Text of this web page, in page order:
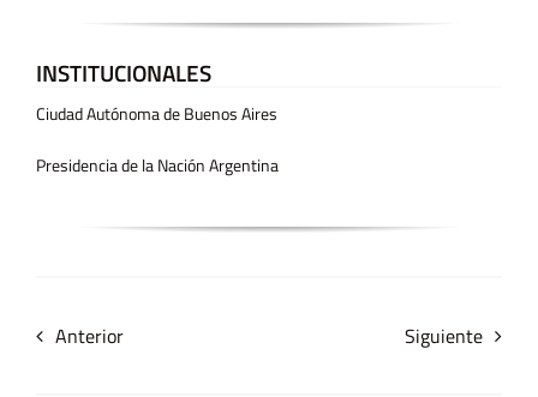
INSTITUCIONALES
Ciudad Autónoma de Buenos Aires
Presidencia de la Nación Argentina
Anterior Siguiente